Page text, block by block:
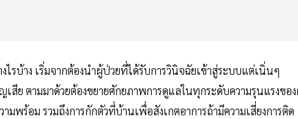
ไรบ้าง เริ่มจากต้องนำผู้ป่วยที่ได้รับการวินิจฉัยเข้าสู่ระบบแต่เนิ่นๆ
สีย ตามมาด้วยต้องขยายศักยภาพการดูแลในทุกระดับความรุนแรงขอ
มพร้อม รวมถึงการกักตัวที่บ้านเพื่อสังเกตอาการถ้ามีความเสี่ยงการติด